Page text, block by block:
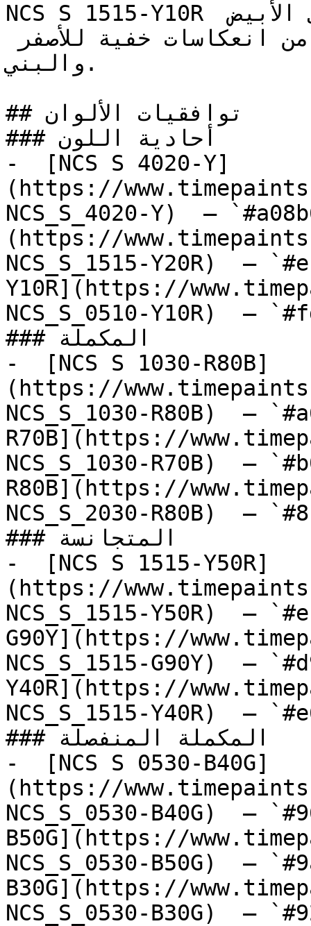
NCS S 1515-Y10R درجة بيج فاتحة وناعمة تلي الأبيض
والبني.
## توافقيات الألوان
### أحادية اللون
-  [NCS S 4020-Y]
(https://
NCS_S_4020-Y)  —
(https://
NCS_S_1515-Y20R)  —
Y10R](https://
NCS_S_0510-Y10R)  —
### المكملة
-  [NCS S 1030-R80B]
(https://
NCS_S_1030-R80B)  —
R70B](https://
NCS_S_1030-R70B)  —
R80B](https://
NCS_S_2030-R80B)  —
### المتجانسة
-  [NCS S 1515-Y50R]
(https://
NCS_S_1515-Y50R)  —
G90Y](https://
NCS_S_1515-G90Y)  —
Y40R](https://
NCS_S_1515-Y40R)  —
### المكملة المنفصلة
-  [NCS S 0530-B40G]
(https://
NCS_S_0530-B40G)  —
B50G](https://
NCS_S_0530-B50G)  —
B30G](https://
NCS_S_0530-B30G)  —